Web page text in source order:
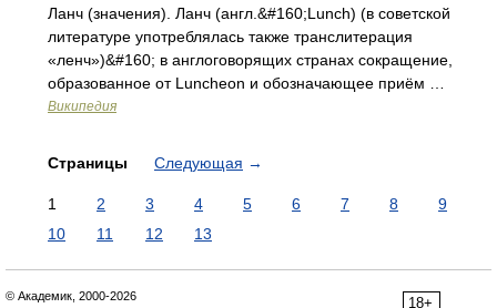
Ланч (значения). Ланч (англ.&#160;Lunch) (в советской
литературе употреблялась также транслитерация
«ленч»)&#160; в англоговорящих странах сокращение,
образованное от Luncheon и обозначающее приём …
Википедия
Страницы Следующая →
1 2 3 4 5 6 7 8
9
10
11 12 13
18+
© Академик, 2000-2026